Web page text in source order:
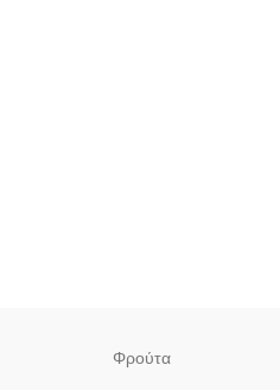
Φρούτα